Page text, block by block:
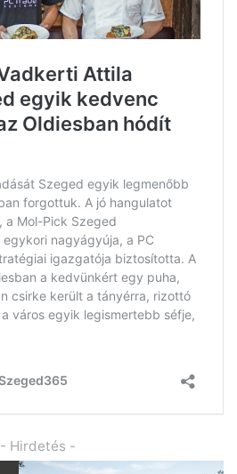
- Hirdetés -